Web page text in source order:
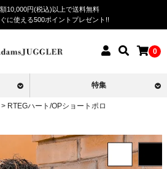
10,000円(税込)以上で送料無料
に使える500ポイントプレゼント!!
0
特集
RTEGハート/OPショートポロ